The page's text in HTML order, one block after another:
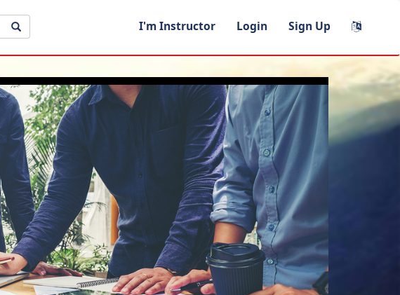
I'm Instructor Login Sign Up